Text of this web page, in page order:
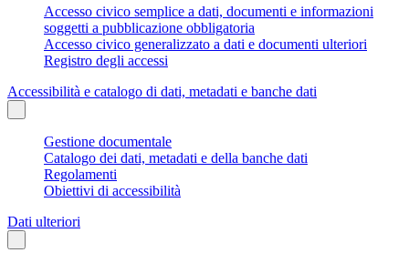
Accesso civico semplice a dati, documenti e informazioni
soggetti a pubblicazione obbligatoria
Accesso civico generalizzato a dati e documenti ulteriori
Registro degli accessi
Accessibilità e catalogo di dati, metadati e banche dati
Gestione documentale
Catalogo dei dati, metadati e della banche dati
Regolamenti
Obiettivi di accessibilità
Dati ulteriori